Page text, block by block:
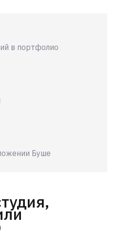
в портфолио
Буше